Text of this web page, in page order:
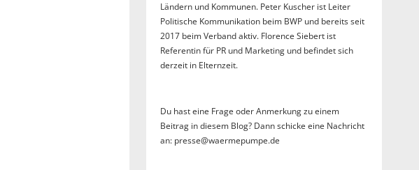
Ländern und Kommunen. Peter Kuscher ist Leiter
Politische Kommunikation beim BWP und bereits seit
2017 beim Verband aktiv. Florence Siebert ist
Referentin für PR und Marketing und befindet sich
derzeit in Elternzeit.
Du hast eine Frage oder Anmerkung zu einem
Beitrag in diesem Blog? Dann schicke eine Nachricht
an: presse@waermepumpe.de